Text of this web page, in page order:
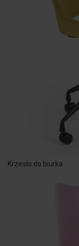
Krzesło do biurka